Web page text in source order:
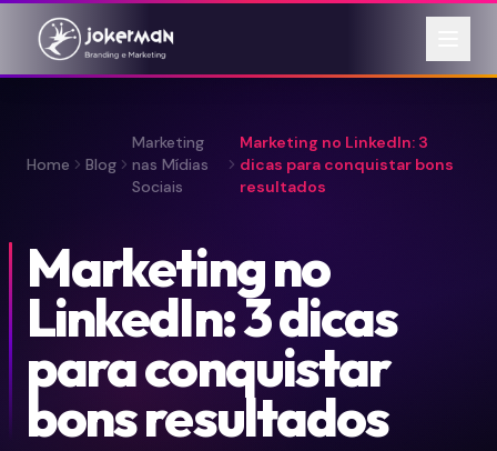
Home Blog
Marketing
nas Mídias
Sociais
Marketing no LinkedIn: 3
dicas para conquistar bons
resultados
Marketing no
LinkedIn: 3 dicas
para conquistar
bons resultados